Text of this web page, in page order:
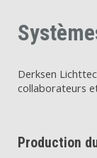
Derksen
collaborateurs
Production